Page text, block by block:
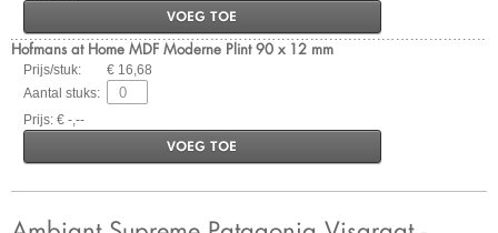
VOEG TOE
Hofmans at Home MDF Moderne Plint 90 x 12 mm
Prijs/stuk:
€ 16,68
Aantal stuks:
Prijs: € -,--
VOEG TOE